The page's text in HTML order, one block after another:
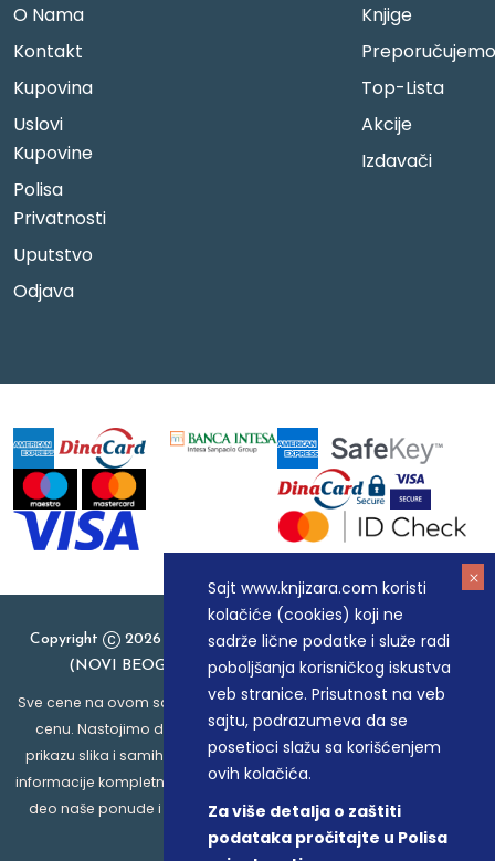
Sajt www.knjizara.com koristi
kolačiće (cookies) koji ne
sadrže lične podatke i služe radi
poboljšanja korisničkog iskustva
veb stranice. Prisutnost na veb
sajtu, podrazumeva da se
posetioci slažu sa korišćenjem
ovih kolačića.
Za više detalja o zaštiti
podataka pročitajte u Polisa
O Nama
Kontakt
Kupovina
Uslovi
Kupovine
Polisa
Privatnosti
Uputstvo
Odjava
Knjige
Preporučujemo
Top-Lista
Akcije
Izdavači
Copyright
2026 Knjizara.com - MAKART DOO BEOGRAD
(NOVI BEOGRAD), PIB: 105184104, MB: 20337524
Sve cene na ovom sajtu iskazane su u dinarima. PDV je uračunat u
cenu. Nastojimo da budemo što precizniji u opisu proizvoda,
prikazu slika i samih cena, ali ne možemo garantovati da su sve
informacije kompletne i bez grešaka. Svi artikli prikazani na sajtu su
deo naše ponude i ne podrazumeva da su dostupni u svakom
trenutku.